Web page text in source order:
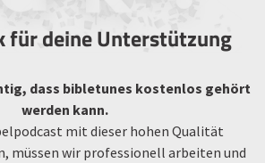
für deine Unterstützung
dass bibletunes kostenlos gehört
werden kann.
mit dieser hohen Qualität
müssen wir professionell arbeiten und